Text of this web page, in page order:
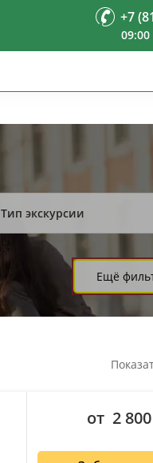
+7
Тип экскурсии
Ещё
от 2 800